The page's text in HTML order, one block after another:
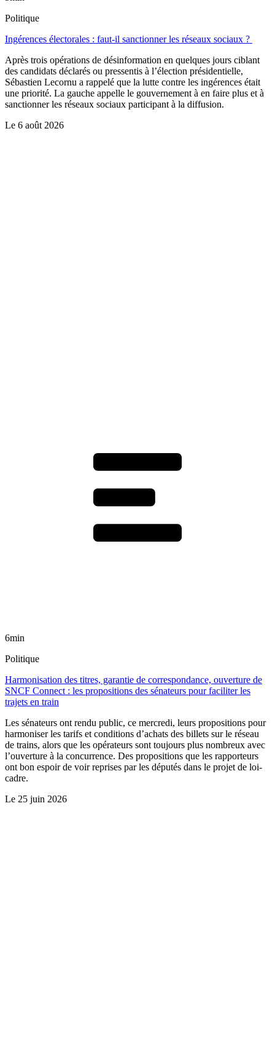
Politique
Ingérences électorales : faut-il sanctionner les réseaux sociaux ?
Après trois opérations de désinformation en quelques jours ciblant
des candidats déclarés ou pressentis à l’élection présidentielle,
Sébastien Lecornu a rappelé que la lutte contre les ingérences était
une priorité. La gauche appelle le gouvernement à en faire plus et à
sanctionner les réseaux sociaux participant à la diffusion.
Le 6 août 2026
6min
Politique
Harmonisation des titres, garantie de correspondance, ouverture de
SNCF Connect : les propositions des sénateurs pour faciliter les
trajets en train
Les sénateurs ont rendu public, ce mercredi, leurs propositions pour
harmoniser les tarifs et conditions d’achats des billets sur le réseau
de trains, alors que les opérateurs sont toujours plus nombreux avec
l’ouverture à la concurrence. Des propositions que les rapporteurs
ont bon espoir de voir reprises par les députés dans le projet de loi-
cadre.
Le 25 juin 2026